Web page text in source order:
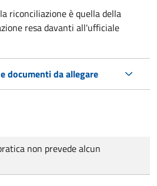
riconciliazione è quella della
resa davanti all'ufficiale
documenti da allegare
non prevede alcun